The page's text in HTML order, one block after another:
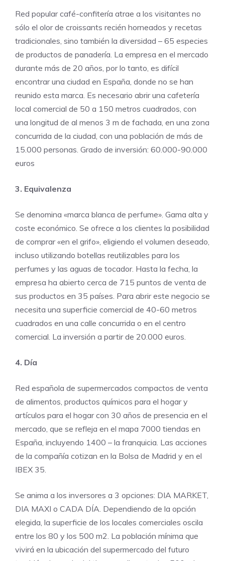
Red popular café-confitería atrae a los visitantes no
sólo el olor de croissants recién horneados y recetas
tradicionales, sino también la diversidad – 65 especies
de productos de panadería. La empresa en el mercado
durante más de 20 años, por lo tanto, es difícil
encontrar una ciudad en España, donde no se han
reunido esta marca. Es necesario abrir una cafetería
local comercial de 50 a 150 metros cuadrados, con
una longitud de al menos 3 m de fachada, en una zona
concurrida de la ciudad, con una población de más de
15.000 personas. Grado de inversión: 60.000-90.000
euros
3. Equivalenza
Se denomina «marca blanca de perfume». Gama alta y
coste económico. Se ofrece a los clientes la posibilidad
de comprar «en el grifo», eligiendo el volumen deseado,
incluso utilizando botellas reutilizables para los
perfumes y las aguas de tocador. Hasta la fecha, la
empresa ha abierto cerca de 715 puntos de venta de
sus productos en 35 países. Para abrir este negocio se
necesita una superficie comercial de 40-60 metros
cuadrados en una calle concurrida o en el centro
comercial. La inversión a partir de 20.000 euros.
4. Día
Red española de supermercados compactos de venta
de alimentos, productos químicos para el hogar y
artículos para el hogar con 30 años de presencia en el
mercado, que se refleja en el mapa 7000 tiendas en
España, incluyendo 1400 – la franquicia. Las acciones
de la compañía cotizan en la Bolsa de Madrid y en el
IBEX 35.
Se anima a los inversores a 3 opciones: DIA MARKET,
DIA MAXI o CADA DÍA. Dependiendo de la opción
elegida, la superficie de los locales comerciales oscila
entre los 80 y los 500 m2. La población mínima que
vivirá en la ubicación del supermercado del futuro